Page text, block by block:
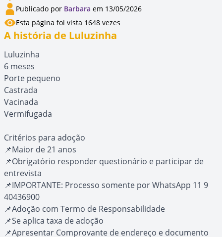
Publicado por Barbara em 13/05/2026
Esta página foi vista 1648 vezes
A história de Luluzinha
Luluzinha
6 meses
Porte pequeno
Castrada
Vacinada
Vermifugada
Critérios para adoção
📌Maior de 21 anos
📌Obrigatório responder questionário e participar de
entrevista
📌IMPORTANTE: Processo somente por WhatsApp 11 9
40436900
📌Adoção com Termo de Responsabilidade
📌Se aplica taxa de adoção
📌Apresentar Comprovante de endereço e documento